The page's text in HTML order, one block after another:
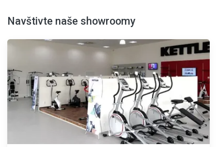
Navštivte naše showroomy